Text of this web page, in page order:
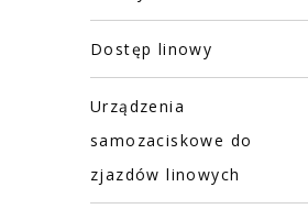
Dostęp linowy
Urządzenia
samozaciskowe do
zjazdów linowych